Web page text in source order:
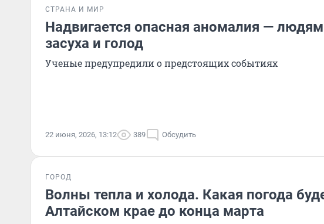
СТРАНА И МИР
Надвигается опасная аномалия — людям
засуха и голод
Ученые предупредили о предстоящих событиях
22 июня, 2026, 13:12 389 Обсудить
ГОРОД
Волны тепла и холода. Какая погода
Алтайском крае до конца марта